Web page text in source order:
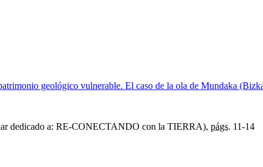
geológico vulnerable. El caso de la ola de Mundaka
dedicado a: RE-CONECTANDO con la TIERRA), págs. 11-14